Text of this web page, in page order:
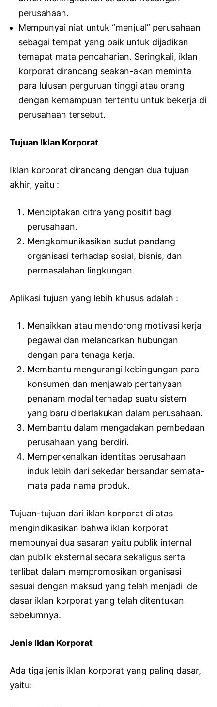
perusahaan.
Mempunyai niat untuk “menjual” perusahaan
sebagai tempat yang baik untuk dijadikan
temapat mata pencaharian. Seringkali, iklan
korporat dirancang seakan-akan meminta
para lulusan perguruan tinggi atau orang
dengan kemampuan tertentu untuk bekerja di
perusahaan tersebut.
Tujuan Iklan Korporat
Iklan korporat dirancang dengan dua tujuan
akhir, yaitu :
Menciptakan citra yang positif bagi
perusahaan.
Mengkomunikasikan sudut pandang
organisasi terhadap sosial, bisnis, dan
permasalahan lingkungan.
Aplikasi tujuan yang lebih khusus adalah :
Menaikkan atau mendorong motivasi kerja
pegawai dan melancarkan hubungan
dengan para tenaga kerja.
Membantu mengurangi kebingungan para
konsumen dan menjawab pertanyaan
penanam modal terhadap suatu sistem
yang baru diberlakukan dalam perusahaan.
Membantu dalam mengadakan pembedaan
perusahaan yang berdiri.
Memperkenalkan identitas perusahaan
induk lebih dari sekedar bersandar semata-
mata pada nama produk.
Tujuan-tujuan dari iklan korporat di atas
mengindikasikan bahwa iklan korporat
mempunyai dua sasaran yaitu publik internal
dan publik eksternal secara sekaligus serta
terlibat dalam mempromosikan organisasi
sesuai dengan maksud yang telah menjadi ide
dasar iklan korporat yang telah ditentukan
sebelumnya.
Jenis Iklan Korporat
Ada tiga jenis iklan korporat yang paling dasar,
yaitu: